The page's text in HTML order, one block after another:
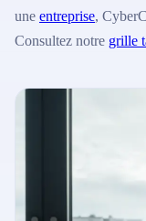
une entreprise,
Consultez notre grille